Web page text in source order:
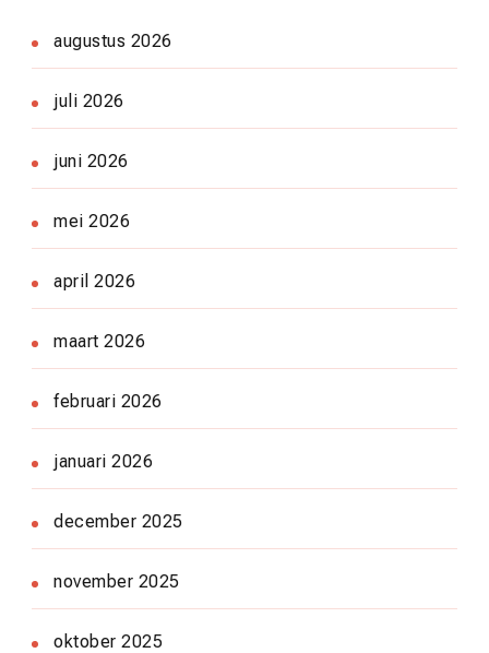
augustus 2026
juli 2026
juni 2026
mei 2026
april 2026
maart 2026
februari 2026
januari 2026
december 2025
november 2025
oktober 2025